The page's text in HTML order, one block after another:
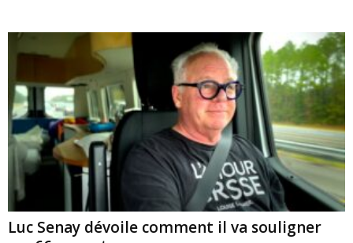
Luc Senay dévoile comment il va souligner